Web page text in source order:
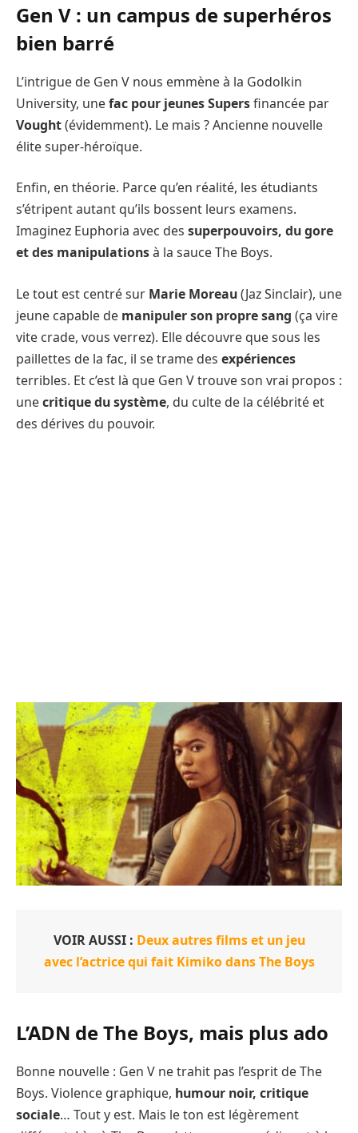
Gen V : un campus de superhéros
bien barré
L’intrigue de Gen V nous emmène à la Godolkin
University, unefac pour jeunes Supersfinancée par
Vought(évidemment). Le mais ? Ancienne nouvelle
élite super-héroïque.
Enfin, en théorie. Parce qu’en réalité, les étudiants
s’étripent autant qu’ils bossent leurs examens.
Imaginez Euphoria avec des superpouvoirs, du gore
et des manipulationsà la sauce The Boys.
Le tout est centré sur Marie Moreau(Jaz Sinclair), une
jeune capable de manipuler son propre sang (ça vire
vite crade, vous verrez). Elle découvre que sous les
paillettes de la fac, il se trame des expériences
terribles. Et c’est là que Gen V trouve son vrai propos :
unecritique du système, du culte de la célébrité et
des dérives du pouvoir.
VOIR AUSSI : Deux autres films et un jeu
avec l’actrice qui fait Kimiko dans The Boys
L’ADN de The Boys, mais plus ado
Bonne nouvelle : Gen V ne trahit pas l’esprit de The
Boys. Violence graphique, humour noir, critique
sociale… Tout y est. Mais le ton est légèrement